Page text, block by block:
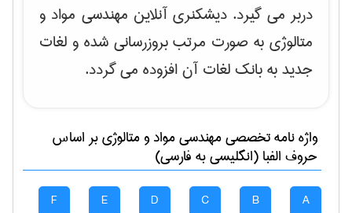
دربر می گیرد. دیشکنری آنلاین مهندسی مواد و
متالوژی به صورت مرتب بروزرسانی شده و لغات
جدید به بانک لغات آن افزوده می گردد.
واژه نامه تخصصیمهندسی مواد و متالوژیبر اساس
حروف الفبا (انگلیسی به فارسی)
A
B
C
D
E
F